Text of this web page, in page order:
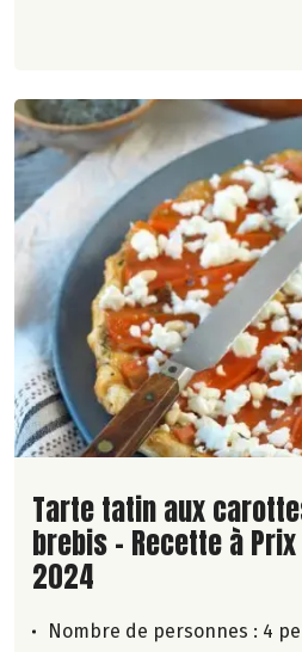
Lire la suite de la
Tarte tatin aux
brebis - Recette à
2024
Nombre de personnes : 4